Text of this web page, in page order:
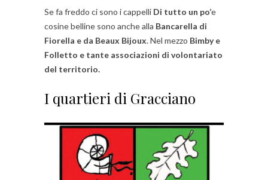
Se fa freddo ci sono i cappelli Di tutto un po’e
cosine belline sono anche alla Bancarella di
Fiorella e da Beaux Bijoux. Nel mezzo Bimby e
Folletto e tante associazioni di volontariato
del territorio.
I quartieri di Gracciano